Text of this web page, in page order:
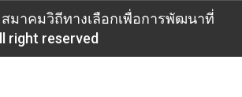
สมาคมวิถีทางเลือกเพื่อการพัฒนาที่
right reserved